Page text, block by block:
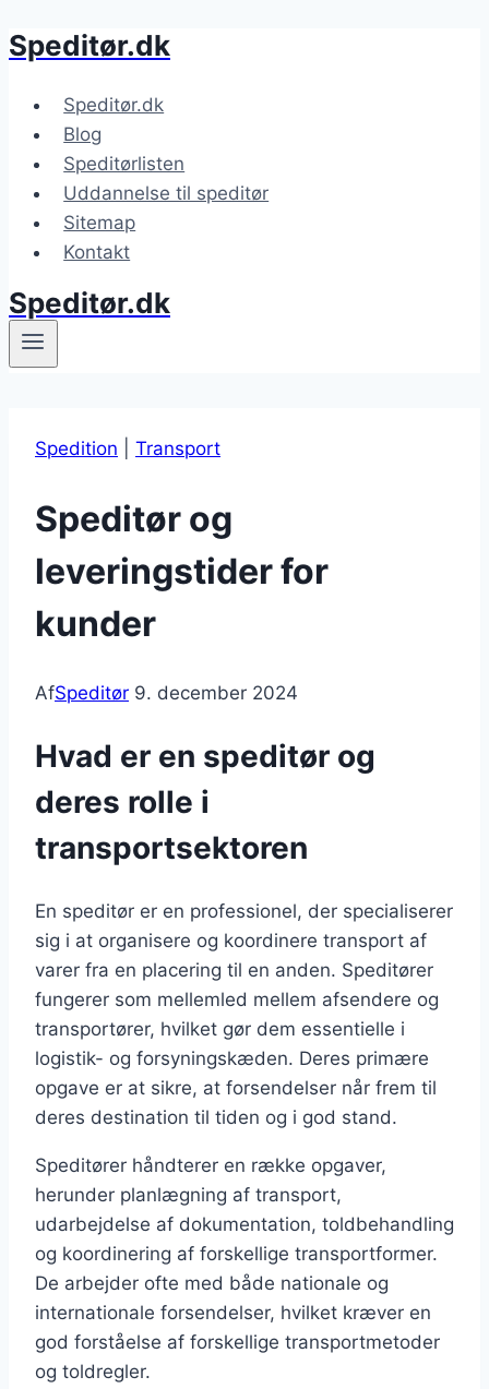
Fortsæt
indhold
Speditør.dk
Speditør.dk
Blog
Speditørlisten
Uddannelse til speditør
Sitemap
Kontakt
Speditør.dk
Spedition Transport
Speditør og
leveringstider for
kunder
AfSpeditør 9. december 2024
Hvad er en speditør og
deres rolle i
transportsektoren
En speditør er en professionel, der specialiserer
sig i at organisere og koordinere transport af
varer fra en placering til en anden. Speditører
fungerer som mellemled mellem afsendere og
transportører, hvilket gør dem essentielle i
logistik- og forsyningskæden. Deres primære
opgave er at sikre, at forsendelser når frem til
deres destination til tiden og i god stand.
Speditører håndterer en række opgaver,
herunder planlægning af transport,
udarbejdelse af dokumentation, toldbehandling
og koordinering af forskellige transportformer.
De arbejder ofte med både nationale og
internationale forsendelser, hvilket kræver en
god forståelse af forskellige transportmetoder
og toldregler.